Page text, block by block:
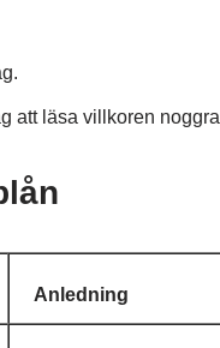
att läsa villkoren
Anledning